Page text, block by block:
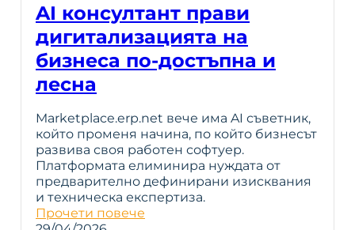
AI консултант прави
дигитализацията на
бизнеса по-достъпна и
лесна
Marketplace.erp.net вече има AI съветник,
който променя начина, по който бизнесът
развива своя работен софтуер.
Платформата елиминира нуждата от
предварително дефинирани изисквания
и техническа експертиза.
Прочети повече